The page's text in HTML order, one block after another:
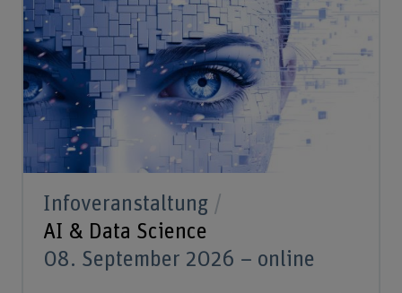
Infoveranstaltung
AI & Data Science
08. September 2026 – online